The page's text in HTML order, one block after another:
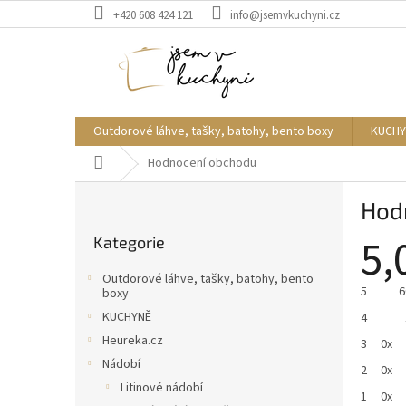
na
+420 608 424 121 info@jsemvkuchyni.cz
Outdorové láhve, tašky, batohy, bento boxy
Domů Hodnocení obchodu
kategorie
Kategorie
Outdorové láhve, tašky, batohy, bento
boxy
KUCHYNĚ
Heureka.cz
Nádobí
Litinové nádobí
5
4
3
0x
2
0x
1
0x